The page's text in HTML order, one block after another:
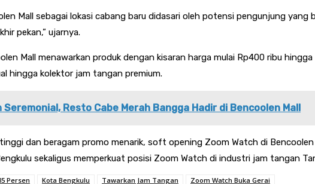
Mall sebagai lokasi cabang baru didasari oleh potensi pengunjung yang
pekan,” ujarnya.
Mall menawarkan produk dengan kisaran harga mulai Rp400 ribu
hingga kolektor jam tangan premium.
Resto Cabe Merah Bangga Hadir di Bencoolen Mall
dan beragam promo menarik, soft opening Zoom Watch di
sekaligus memperkuat posisi Zoom Watch di industri jam tangan
Persen Kota Bengkulu Tawarkan Jam Tangan Zoom Watch Buka Gerai